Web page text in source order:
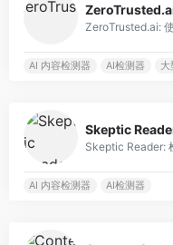
ZeroTrusted.ai:
AI 内容检测器 AI检测器 大
Skeptic
Skeptic Reader:
AI 内容检测器 AI检测器